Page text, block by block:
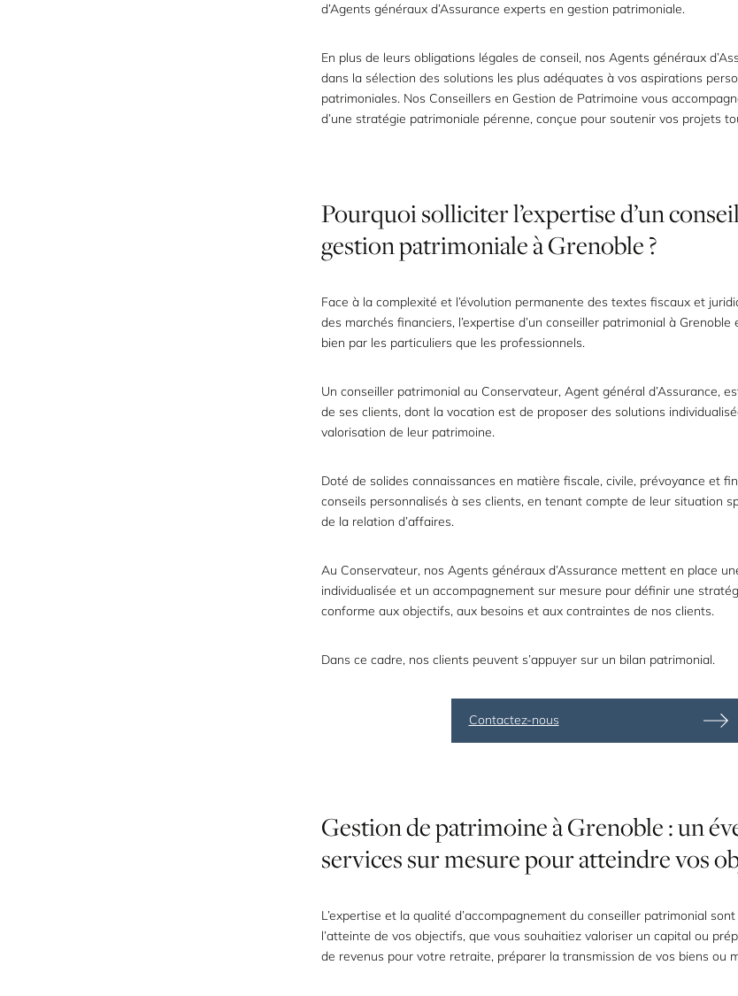
d’Agents généraux d’Assurance experts en gestion patrimoniale.
En plus de leurs obligations légales de conseil, nos Agents généraux
dans la sélection des solutions les plus adéquates à vos aspirations
patrimoniales. Nos Conseillers en Gestion de Patrimoine vous
d’une stratégie patrimoniale pérenne, conçue pour soutenir vos projets
Pourquoisolliciterl’expertised’un
gestionpatrimonialeàGrenoble?
Face à la complexité et l’évolution permanente des textes fiscaux et
des marchés financiers, l’expertise d’un conseiller patrimonial à
bien par les particuliers que les professionnels.
Un conseiller patrimonial au Conservateur, Agent général d’Assurance,
de ses clients, dont la vocation est de proposer des solutions
valorisation de leur patrimoine.
Doté de solides connaissances en matière fiscale, civile, prévoyance et
conseils personnalisés à ses clients, en tenant compte de leur situation
de la relation d’affaires.
Au Conservateur, nos Agents généraux d’Assurance mettent en place
individualisée et un accompagnement sur mesure pour définir une
conforme aux objectifs, aux besoins et aux contraintes de nos clients.
Dans ce cadre, nos clients peuvent s’appuyer sur un bilan patrimonial.
Contactez-nous
GestiondepatrimoineàGrenoble:un
servicessurmesurepouratteindrevos
L’expertise et la qualité d’accompagnement du conseiller patrimonial
l’atteinte de vos objectifs, que vous souhaitiez valoriser un capital ou
de revenus pour votre retraite, préparer la transmission de vos biens ou